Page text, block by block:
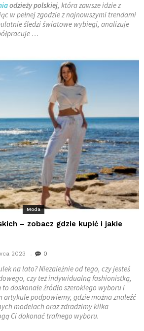
odzieży polskiej, która zawsze idzie z
w pełnej zgodzie z najnowszymi trendami
śledzi światowe wybiegi, analizuje
…
Moda
– zobacz gdzie kupić i jakie
2023 0
na lato? Niezależnie od tego, czy jesteś
czy też indywidualną fashionistką,
to doskonałe źródło szerokiego wyboru i
artykule podpowiemy, gdzie można znaleźć
modelach oraz zdradzimy kilka
Ci dokonać trafnego wyboru.